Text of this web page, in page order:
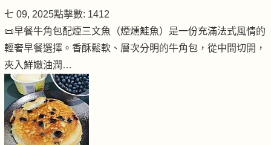
七 09, 2025點擊數: 1412
📜早餐牛角包配煙三文魚（煙燻鮭魚）是一份充滿法式風情的
輕奢早餐選擇。香酥鬆軟、層次分明的牛角包，從中間切開，
夾入鮮嫩油潤…